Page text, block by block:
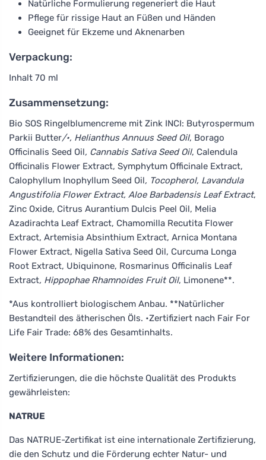
Natürliche Formulierung regeneriert die Haut
Pflege für rissige Haut an Füßen und Händen
Geeignet für Ekzeme und Aknenarben
Verpackung:
Inhalt 70 ml
Zusammensetzung:
Bio SOS Ringelblumencreme mit Zink INCI: Butyrospermum
Parkii Butter/•, Helianthus Annuus Seed Oil, Borago
Officinalis Seed Oil, Cannabis Sativa Seed Oil, Calendula
Officinalis Flower Extract, Symphytum Officinale Extract,
Calophyllum Inophyllum Seed Oil, Tocopherol, Lavandula
Angustifolia Flower Extract, Aloe Barbadensis Leaf Extract,
Zinc Oxide, Citrus Aurantium Dulcis Peel Oil, Melia
Azadirachta Leaf Extract, Chamomilla Recutita Flower
Extract, Artemisia Absinthium Extract, Arnica Montana
Flower Extract, Nigella Sativa Seed Oil, Curcuma Longa
Root Extract, Ubiquinone, Rosmarinus Officinalis Leaf
Extract, Hippophae Rhamnoides Fruit Oil, Limonene**.
*Aus kontrolliert biologischem Anbau. **Natürlicher
Bestandteil des ätherischen Öls. •Zertifiziert nach Fair For
Life Fair Trade: 68% des Gesamtinhalts.
Weitere Informationen:
Zertifizierungen, die die höchste Qualität des Produkts
gewährleisten:
NATRUE
Das NATRUE-Zertifikat ist eine internationale Zertifizierung,
die den Schutz und die Förderung echter Natur- und